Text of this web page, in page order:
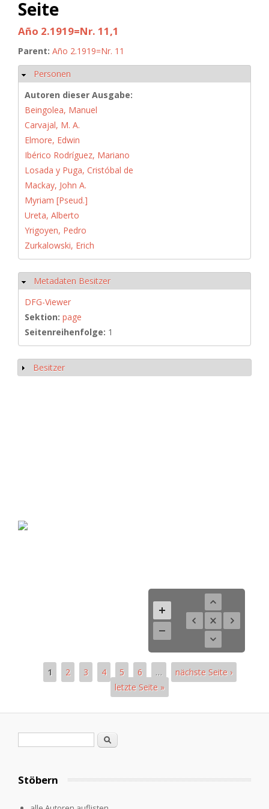
Seite
Año 2.1919=Nr. 11,1
Parent: Año 2.1919=Nr. 11
Hide
Personen
Autoren dieser Ausgabe:
Beingolea, Manuel
Carvajal, M. A.
Elmore, Edwin
Ibérico Rodríguez, Mariano
Losada y Puga, Cristóbal de
Mackay, John A.
Myriam [Pseud.]
Ureta, Alberto
Yrigoyen, Pedro
Zurkalowski, Erich
Hide
Metadaten Besitzer
DFG-Viewer
Sektion: page
Seitenreihenfolge: 1
Show
Besitzer
1 2 3 4 5 6 …
nächste Seite ›
letzte Seite »
Search
Stöbern